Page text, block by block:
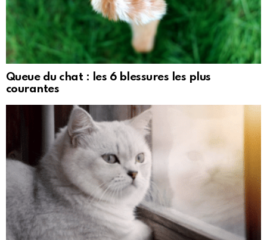
Queue du chat : les 6 blessures les plus
courantes